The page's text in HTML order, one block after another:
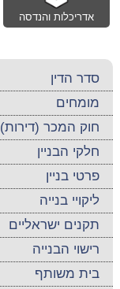
אדריכלות והנדסה
סדר הדין
מומחים
חוק המכר (דירות)
חלקי הבניין
פרטי בניין
ליקויי בנייה
תקנים ישראליים
רישוי הבנייה
בית משותף